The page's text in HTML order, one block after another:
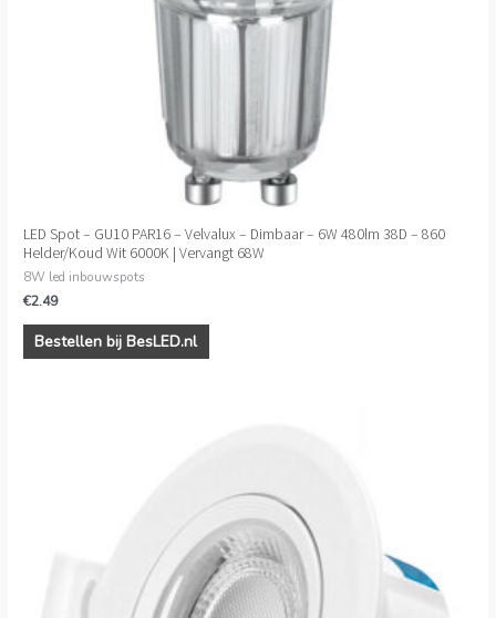
LED Spot – GU10 PAR16 – Velvalux – Dimbaar – 6W 480lm 38D – 860
Helder/Koud Wit 6000K | Vervangt 68W
8W led inbouwspots
€2.49
Bestellen bij BesLED.nl